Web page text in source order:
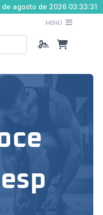
agosto de 2026 03:33:32
MENÚ